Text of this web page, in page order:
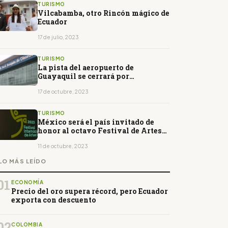
TURISMO
Vilcabamba, otro Rincón mágico de
Ecuador
17 de julio, 2023
TURISMO
La pista del aeropuerto de
Guayaquil se cerrará por
17 de octubre, 2023
TURISMO
México será el país invitado de
honor al octavo Festival de Artes
11 de octubre, 2023
MÁS LEÍDO
ECONOMÍA
Precio del oro supera récord, pero Ecuador
exporta con descuento
COLOMBIA